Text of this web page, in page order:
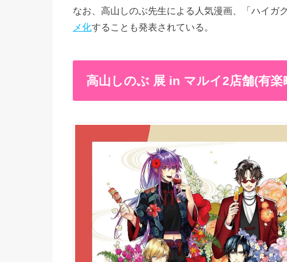
なお、高山しのぶ先生による人気漫画、「ハイガ
メ化することも発表されている。
高山しのぶ 展 in マルイ2店舗(有